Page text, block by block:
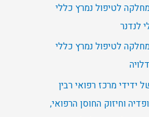
לטיפול נמרץ כללי
לטיפול נמרץ כללי
ידידי מרכז רפואי רבין
וחיזוק החוסן הרפואי,